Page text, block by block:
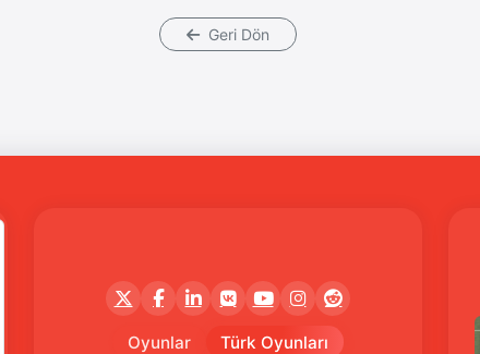
Geri Dön
Oyunlar
Türk Oyunları